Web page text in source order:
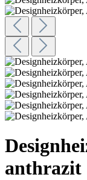
anthrazit